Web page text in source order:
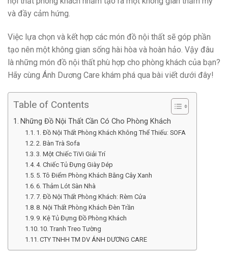
và đầy cảm hứng.
Việc lựa chọn và kết hợp các món đồ nội thất sẽ góp phần
tạo nên một không gian sống hài hòa và hoàn hảo. Vậy đâu
là những món đồ nội thất phù hợp cho phòng khách của bạn?
Hãy cùng Ánh Dương Care khám phá qua bài viết dưới đây!
Table of Contents
Những Đồ Nội Thất Cần Có Cho Phòng Khách
1. Đồ Nội Thất Phòng Khách Không Thể Thiếu: SOFA
2. Bàn Trà Sofa
3. Một Chiếc TiVi Giải Trí
4. Chiếc Tủ Đựng Giày Dép
5. Tô Điểm Phòng Khách Bằng Cây Xanh
6. Thảm Lót Sàn Nhà
7. Đồ Nội Thất Phòng Khách: Rèm Cửa
8. Nội Thất Phòng Khách Đèn Trần
9. Kệ Tủ Đựng Đồ Phòng Khách
10. Tranh Treo Tường
CTY TNHH TM DV ÁNH DƯƠNG CARE